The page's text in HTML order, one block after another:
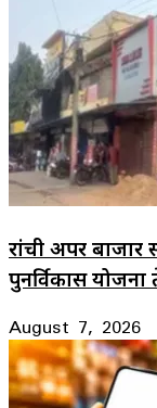
रांची अपर बाजार
पुनर्विकास
August 7, 2026